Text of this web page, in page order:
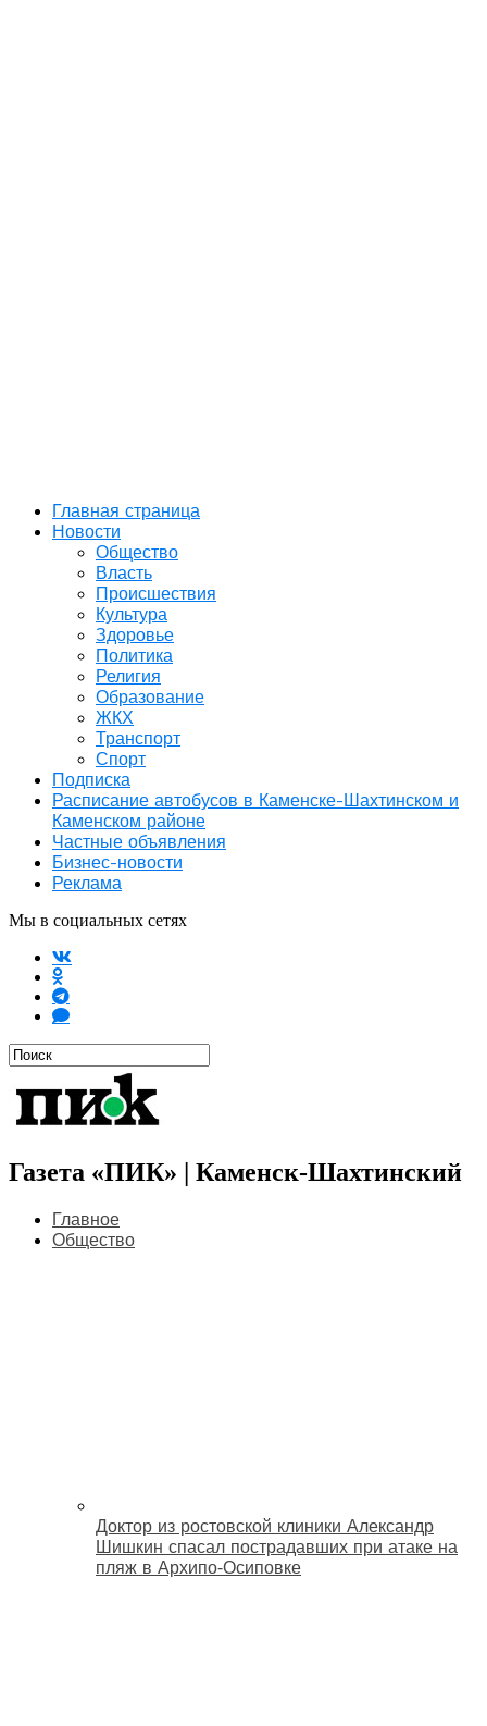
Главная страница
Новости
Общество
Власть
Происшествия
Культура
Здоровье
Политика
Религия
Образование
ЖКХ
Транспорт
Спорт
Подписка
Расписание автобусов в Каменске-Шахтинском и
Каменском районе
Частные объявления
Бизнес-новости
Реклама
Мы в социальных сетях
Газета «ПИК» | Каменск-Шахтинский
Главное
Общество
Доктор из ростовской клиники Александр
Шишкин спасал пострадавших при атаке на
пляж в Архипо‑Осиповке